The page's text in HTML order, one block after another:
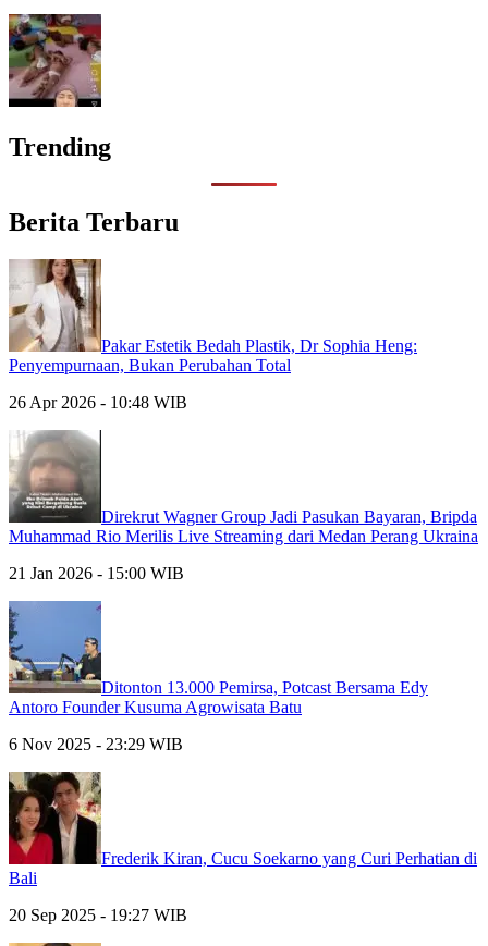
Trending
Berita Terbaru
Pakar Estetik Bedah Plastik, Dr Sophia Heng:
Penyempurnaan, Bukan Perubahan Total
26 Apr 2026 - 10:48 WIB
Direkrut Wagner Group Jadi Pasukan Bayaran, Bripda
Muhammad Rio Merilis Live Streaming dari Medan Perang Ukraina
21 Jan 2026 - 15:00 WIB
Ditonton 13.000 Pemirsa, Potcast Bersama Edy
Antoro Founder Kusuma Agrowisata Batu
6 Nov 2025 - 23:29 WIB
Frederik Kiran, Cucu Soekarno yang Curi Perhatian di
Bali
20 Sep 2025 - 19:27 WIB